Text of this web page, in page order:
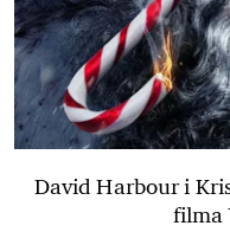
David Harbour i
filma